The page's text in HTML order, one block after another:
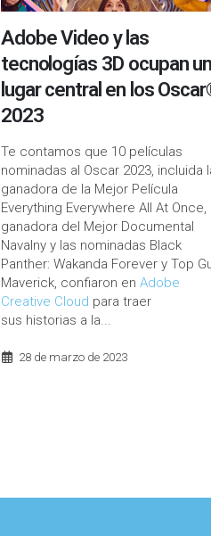
Adobe Video y las
tecnologías 3D ocupan un
lugar central en los
2023
Te contamos que 10 películas
nominadas al Oscar 2023, incluida
ganadora de la Mejor Película
Everything Everywhere All At Once,
ganadora del Mejor Documental
Navalny y las nominadas Black
Panther: Wakanda Forever y Top
Maverick, confiaron en Adobe
Creative Cloud para traer
sus historias a la...
28 de marzo de 2023